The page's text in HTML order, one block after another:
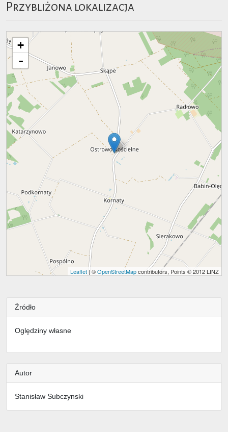
Przybliżona lokalizacja
+
-
Leaflet | ©OpenStreetMapcontributors, Points © 2012 LINZ
Źródło
Oględziny własne
Autor
Stanisław Subczynski